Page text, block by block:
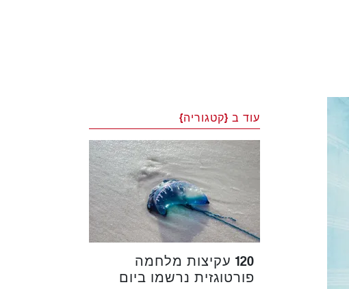
עוד ב {קטגוריה}
120 עקיצות מלחמה
פורטוגזית נרשמו ביום